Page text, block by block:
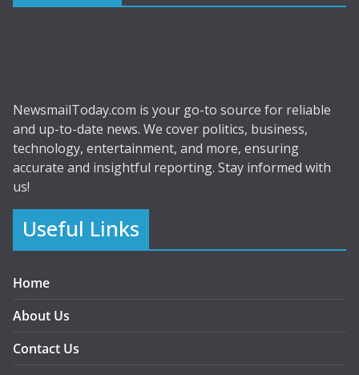
NewsmailToday.com is your go-to source for reliable
and up-to-date news. We cover politics, business,
technology, entertainment, and more, ensuring
accurate and insightful reporting. Stay informed with
us!
Useful Links
Home
About Us
Contact Us